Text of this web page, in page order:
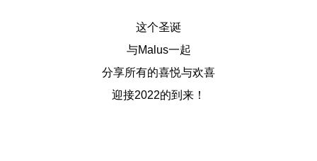
这个圣诞
与Malus一起
分享所有的喜悦与欢喜
迎接2022的到来！